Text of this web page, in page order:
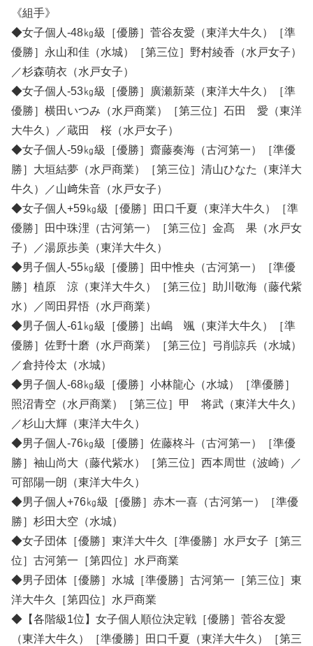
《組手》
◆女子個人-48㎏級［優勝］菅谷友愛（東洋大牛久）［準
優勝］永山和佳（水城）［第三位］野村綾香（水戸女子）
／杉森萌衣（水戸女子）
◆女子個人-53㎏級［優勝］廣瀬新菜（東洋大牛久）［準
優勝］横田いつみ（水戸商業）［第三位］石田 愛（東洋
大牛久）／蔵田 桜（水戸女子）
◆女子個人-59㎏級［優勝］齋藤奏海（古河第一）［準優
勝］大垣結夢（水戸商業）［第三位］清山ひなた（東洋大
牛久）／山﨑朱音（水戸女子）
◆女子個人+59㎏級［優勝］田口千夏（東洋大牛久）［準
優勝］田中珠浬（古河第一）［第三位］金髙 果（水戸女
子）／湯原歩美（東洋大牛久）
◆男子個人-55㎏級［優勝］田中惟央（古河第一）［準優
勝］植原 涼（東洋大牛久）［第三位］助川敬海（藤代紫
水）／岡田昇悟（水戸商業）
◆男子個人-61㎏級［優勝］出嶋 颯（東洋大牛久）［準
優勝］佐野十磨（水戸商業）［第三位］弓削諒兵（水城）
／倉持伶太（水城）
◆男子個人-68㎏級［優勝］小林龍心（水城）［準優勝］
照沼青空（水戸商業）［第三位］甲 将武（東洋大牛久）
／杉山大輝（東洋大牛久）
◆男子個人-76㎏級［優勝］佐藤柊斗（古河第一）［準優
勝］袖山尚大（藤代紫水）［第三位］西本周世（波崎）／
可部陽一朗（東洋大牛久）
◆男子個人+76㎏級［優勝］赤木一喜（古河第一）［準優
勝］杉田大空（水城）
◆女子団体［優勝］東洋大牛久［準優勝］水戸女子［第三
位］古河第一［第四位］水戸商業
◆男子団体［優勝］水城［準優勝］古河第一［第三位］東
洋大牛久［第四位］水戸商業
◆【各階級1位】女子個人順位決定戦［優勝］菅谷友愛
（東洋大牛久）［準優勝］田口千夏（東洋大牛久）［第三